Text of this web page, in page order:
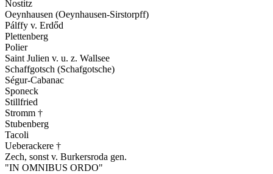
Nostitz
Oeynhausen (Oeynhausen-Sirstorpff)
Pálffy v. Erdőd
Plettenberg
Polier
Saint Julien v. u. z. Wallsee
Schaffgotsch (Schafgotsche)
Ségur-Cabanac
Sponeck
Stillfried
Stromm †
Stubenberg
Tacoli
Ueberackere †
Zech, sonst v. Burkersroda gen.
"IN OMNIBUS ORDO"